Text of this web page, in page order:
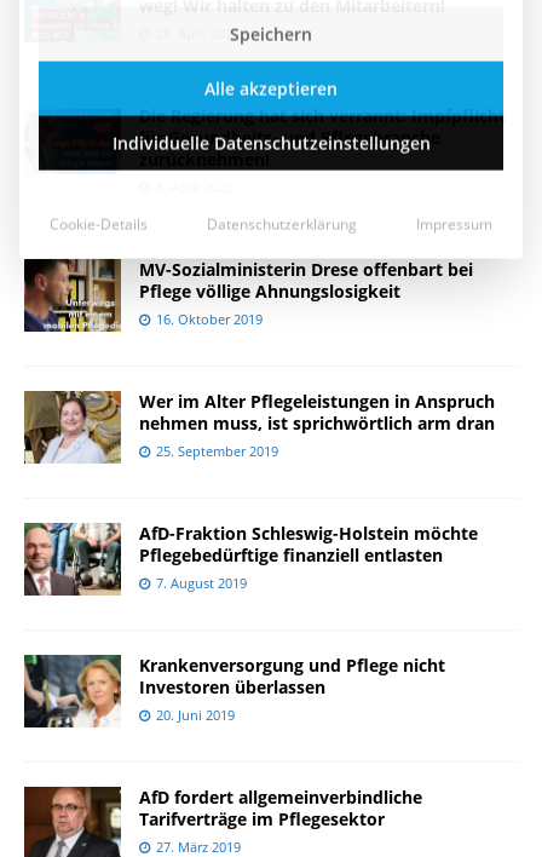
weg! Wir halten zu den Mitarbeitern!
28. April 2022
Die Regierung hat sich verrannt: Impfpflicht
für Gesundheits- und Pflegebranche
MV-Sozialministerin Drese offenbart bei
Pflege völlige Ahnungslosigkeit
16. Oktober 2019
Wer im Alter Pflegeleistungen in Anspruch
nehmen muss, ist sprichwörtlich arm dran
25. September 2019
AfD-Fraktion Schleswig-Holstein möchte
Pflegebedürftige finanziell entlasten
7. August 2019
Krankenversorgung und Pflege nicht
Investoren überlassen
20. Juni 2019
AfD fordert allgemeinverbindliche
Tarifverträge im Pflegesektor
27. März 2019
Datenschutzerklärung